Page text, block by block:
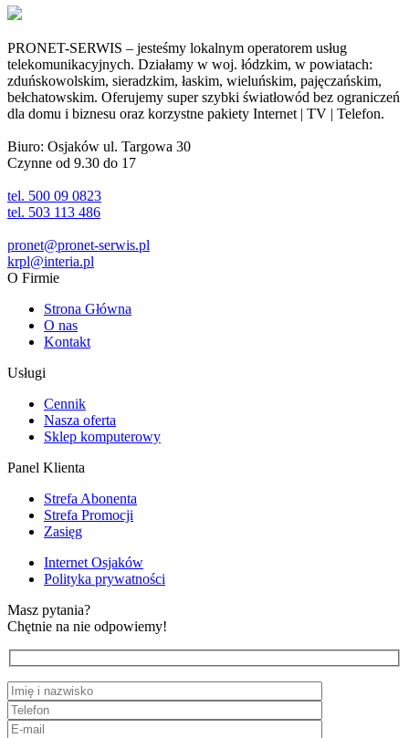
PRONET-SERWIS – jesteśmy lokalnym operatorem usług
telekomunikacyjnych. Działamy w woj. łódzkim, w powiatach:
zduńskowolskim, sieradzkim, łaskim, wieluńskim, pajęczańskim,
bełchatowskim. Oferujemy super szybki światłowód bez ograniczeń
dla domu i biznesu oraz korzystne pakiety Internet | TV | Telefon.
Biuro: Osjaków ul. Targowa 30
Czynne od 9.30 do 17
tel. 500 09 0823
tel. 503 113 486
pronet@pronet-serwis.pl
krpl@interia.pl
O Firmie
Strona Główna
O nas
Kontakt
Usługi
Cennik
Nasza oferta
Sklep komputerowy
Panel Klienta
Strefa Abonenta
Strefa Promocji
Zasięg
Internet Osjaków
Polityka prywatności
Masz pytania?
Chętnie na nie odpowiemy!